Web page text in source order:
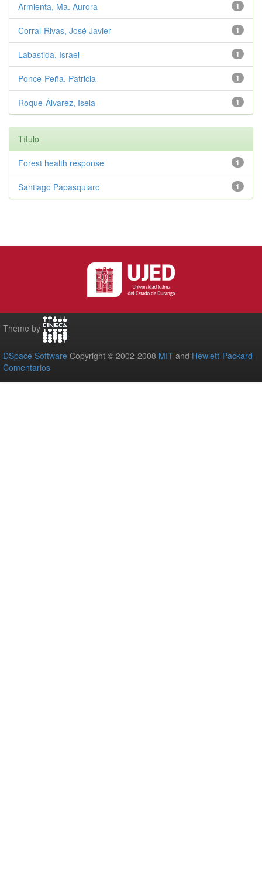
1
Armienta, Ma. Aurora
1
Corral-Rivas, José Javier
1
Labastida, Israel
1
Ponce-Peña, Patricia
1
Roque-Álvarez, Isela
Título
1
Forest health response
1
Santiago Papasquiaro
Theme by
DSpace Software Copyright © 2002-2008 MIT and Hewlett-Packard -
Comentarios